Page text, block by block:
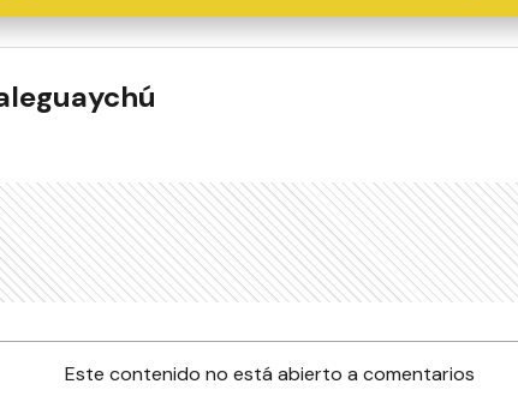
loco, Un nuevo
asesinó y se